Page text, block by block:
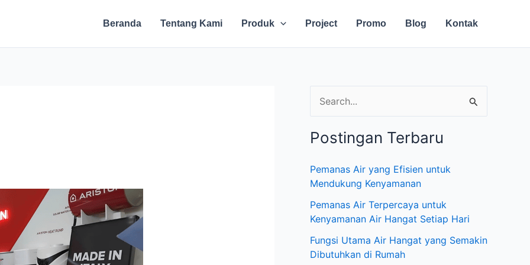
Beranda Tentang Kami Produk Project Promo Blog Kontak
r
u
n
t
u
k
Postingan Terbaru
Pemanas Air yang Efisien untuk
Mendukung Kenyamanan
Pemanas Air Terpercaya untuk
Kenyamanan Air Hangat Setiap Hari
Fungsi Utama Air Hangat yang Semakin
Dibutuhkan di Rumah